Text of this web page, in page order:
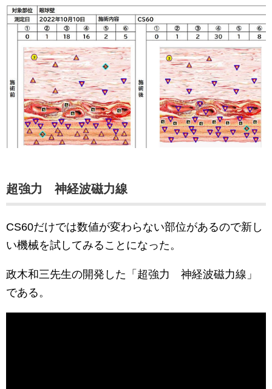
超強力 神経波磁力線
CS60だけでは数値が変わらない部位があるので新し
い機械を試してみることになった。
政木和三先生の開発した「超強力 神経波磁力線」
である。